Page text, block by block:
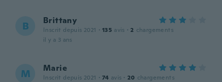
B Brittany
Inscrit depuis 2021 · 135 avis · 2 chargements
il y a 3 ans
M Marie
Inscrit depuis 2021 · 74 avis · 20 chargements